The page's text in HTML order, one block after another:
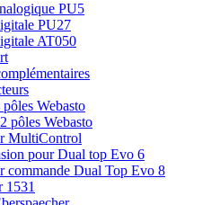
PU5
PU27
AT050
Webasto
pôles Webasto
MultiControl
pour Dual top Evo 6
commande Dual Top Evo 8
1531